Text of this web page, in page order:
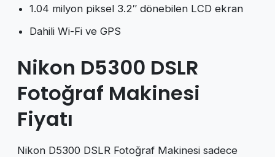
1.04 milyon piksel 3.2″ dönebilen LCD ekran
Dahili Wi-Fi ve GPS
Nikon D5300 DSLR
Fotoğraf Makinesi
Fiyatı
Nikon D5300 DSLR Fotoğraf Makinesi sadece